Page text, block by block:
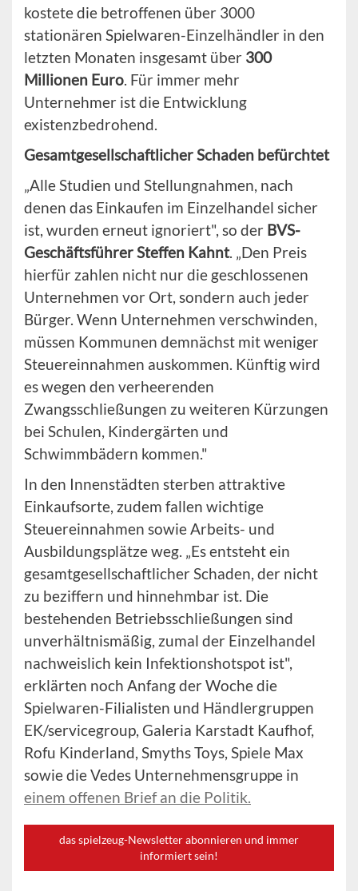
kostete die betroffenen über 3000
stationären Spielwaren-Einzelhändler in den
letzten Monaten insgesamt über 300
Millionen Euro. Für immer mehr
Unternehmer ist die Entwicklung
existenzbedrohend.
Gesamtgesellschaftlicher Schaden befürchtet
„Alle Studien und Stellungnahmen, nach
denen das Einkaufen im Einzelhandel sicher
ist, wurden erneut ignoriert", so der BVS-
Geschäftsführer Steffen Kahnt. „Den Preis
hierfür zahlen nicht nur die geschlossenen
Unternehmen vor Ort, sondern auch jeder
Bürger. Wenn Unternehmen verschwinden,
müssen Kommunen demnächst mit weniger
Steuereinnahmen auskommen. Künftig wird
es wegen den verheerenden
Zwangsschließungen zu weiteren Kürzungen
bei Schulen, Kindergärten und
Schwimmbädern kommen."
In den Innenstädten sterben attraktive
Einkaufsorte, zudem fallen wichtige
Steuereinnahmen sowie Arbeits- und
Ausbildungsplätze weg. „Es entsteht ein
gesamtgesellschaftlicher Schaden, der nicht
zu beziffern und hinnehmbar ist. Die
bestehenden Betriebsschließungen sind
unverhältnismäßig, zumal der Einzelhandel
nachweislich kein Infektionshotspot ist",
erklärten noch Anfang der Woche die
Spielwaren-Filialisten und Händlergruppen
EK/servicegroup, Galeria Karstadt Kaufhof,
Rofu Kinderland, Smyths Toys, Spiele Max
sowie die Vedes Unternehmensgruppe in
einem offenen Brief an die Politik.
das spielzeug-Newsletter abonnieren und immer
informiert sein!